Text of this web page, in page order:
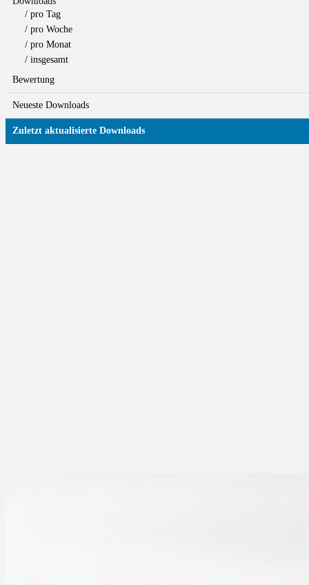
/ pro Tag
/ pro Woche
/ pro Monat
/ insgesamt
Bewertung
Neueste Downloads
Zuletzt aktualisierte Downloads